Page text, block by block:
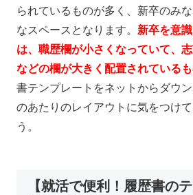
られているものが多く、新卒のみ
なスペースとなります。 新卒を意
は、職歴欄が小さくなっていて、
などの欄が大きく配置されている
書テンプレートをネットからダウ
のあたりのレイアウトに気をつけ
う。
【就活で便利！履歴書の